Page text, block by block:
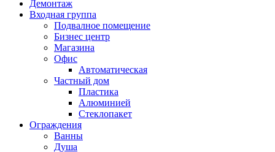
Демонтаж
Входная группа
Подвалное помещение
Бизнес центр
Магазина
Офис
Автоматическая
Частный дом
Пластика
Алюминией
Стеклопакет
Ограждения
Ванны
Душа